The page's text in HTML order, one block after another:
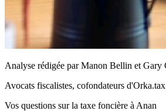
Analyse rédigée par Manon Bellin et Gary
Avocats fiscalistes, cofondateurs
Vos questions sur la taxe foncière à Anan